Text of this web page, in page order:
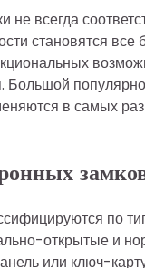
не всегда
становятся
в самых
по
открытые и
или ключ-